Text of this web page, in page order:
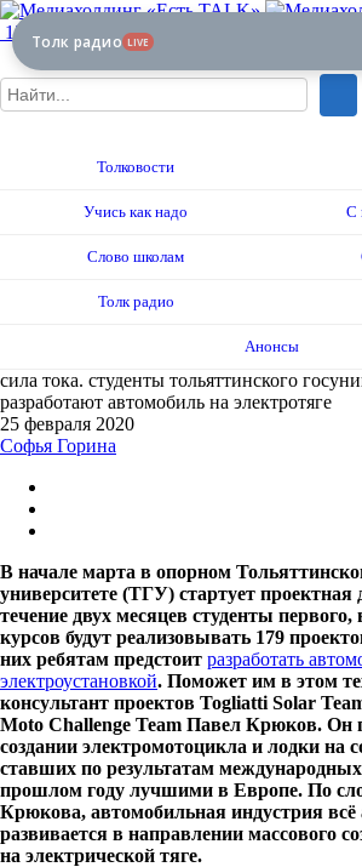
12+
Толковости
Учись как надо С
Слово школам
Толк радио
Анонсы
сила тока. студенты тольяттинского
разработают автомобиль на электротяге
25 февраля 2020
Софья Горина
В начале марта в опорном
университете (ТГУ) стартует проектная
течение двух месяцев студенты первого,
курсов будут реализовывать 179
них ребятам предстоит разработать
электроустановкой. Поможет им в этом
консультант проектов Togliatti Solar
Moto Challenge Team Павел Крюков. Он
создании электромотоцикла и лодки на
ставших по результатам
прошлом году лучшими в Европе. По
Крюкова, автомобильная индустрия всё
развивается в направлении массового
на электрической тяге.
Толк радио LIVE